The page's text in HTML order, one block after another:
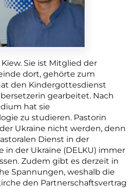
Sie ist Mitglied der
dort, gehörte zum
den Kindergottesdienst
gearbeitet. Nach
hat sie
zu studieren. Pastorin
Ukraine nicht werden, denn
Dienst in der
in der Ukraine (DELKU) immer
Zudem gibt es derzeit in
Spannungen, weshalb die
den Partnerschaftsvertrag